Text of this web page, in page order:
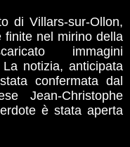
di Villars-sur-Ollon,
finite nel mirino della
immagini
notizia, anticipata
confermata dal
Jean-Christophe
è stata aperta